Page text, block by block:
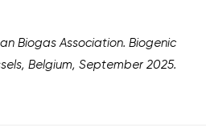
Biogas Association. Biogenic
Belgium, September 2025.